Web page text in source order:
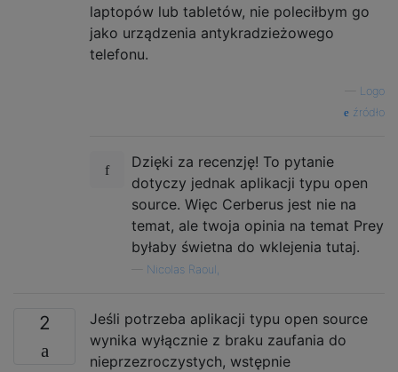
laptopów lub tabletów, nie poleciłbym go
jako urządzenia antykradzieżowego
telefonu.
Logo
źródło
Dzięki za recenzję! To pytanie
dotyczy jednak aplikacji typu open
source. Więc Cerberus jest nie na
temat, ale twoja opinia na temat Prey
byłaby świetna do wklejenia tutaj.
Nicolas Raoul,
2
Jeśli potrzeba aplikacji typu open source
wynika wyłącznie z braku zaufania do
nieprzezroczystych, wstępnie